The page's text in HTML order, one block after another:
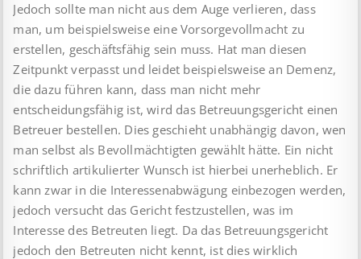
Jedoch sollte man nicht aus dem Auge verlieren, dass
man, um beispielsweise eine Vorsorgevollmacht zu
erstellen, geschäftsfähig sein muss. Hat man diesen
Zeitpunkt verpasst und leidet beispielsweise an Demenz,
die dazu führen kann, dass man nicht mehr
entscheidungsfähig ist, wird das Betreuungsgericht einen
Betreuer bestellen. Dies geschieht unabhängig davon, wen
man selbst als Bevollmächtigten gewählt hätte. Ein nicht
schriftlich artikulierter Wunsch ist hierbei unerheblich. Er
kann zwar in die Interessenabwägung einbezogen werden,
jedoch versucht das Gericht festzustellen, was im
Interesse des Betreuten liegt. Da das Betreuungsgericht
jedoch den Betreuten nicht kennt, ist dies wirklich